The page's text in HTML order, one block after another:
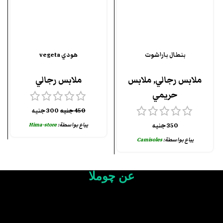
بنطال باراشوت
ملابس رجالي,ملابس
حريمي
350جنيه
يباع بواسطة:Camisoles
هودي vegeta
ملابس رجالي
450جنيه300جنيه
يباع بواسطة:Hima-store
عن چوملا